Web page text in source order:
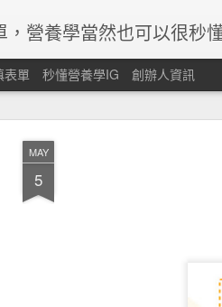
MAY
5
，營養學當然也可以很
表單 秒懂營養學IG 創辦人資訊